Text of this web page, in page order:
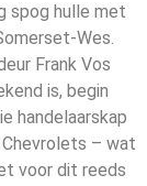
spog hulle met
Wes.
Frank Vos
is, begin
handelaarskap
– wat
voor dit reeds